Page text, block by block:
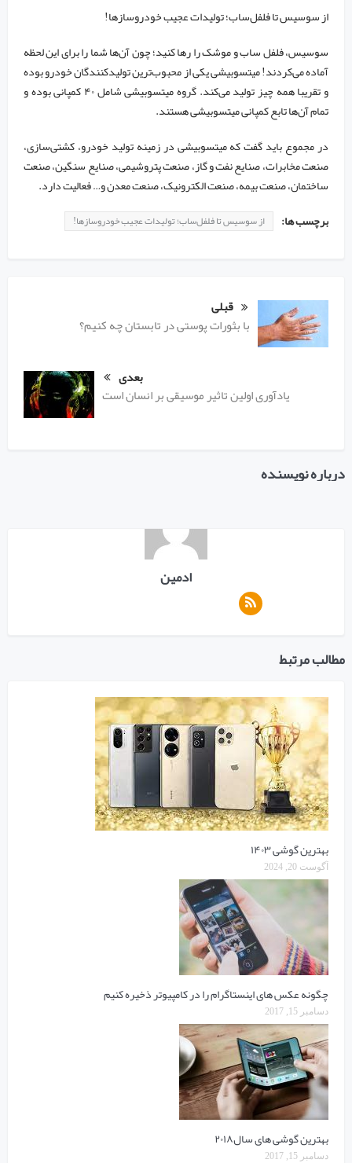
از سوسیس تا فلفل‌ساب؛ تولیدات عجیب خودروسازها!
سوسیس، فلفل ساب و موشک را رها کنید؛ چون آن‌ها شما را برای این لحظه
آماده می‌کردند! میتسوبیشی یکی از محبوب‌ترین تولیدکنندگان خودرو بوده
و تقریبا همه چیز تولید می‌کند. گروه میتسوبیشی شامل ۴۰ کمپانی بوده و
تمام آن‌ها تابع کمپانی میتسوبیشی هستند.
در مجموع باید گفت که میتسوبیشی در زمینه تولید خودرو، کشتی‌سازی،
صنعت مخابرات، صنایع نفت و گاز، صنعت پتروشیمی، صنایع سنگین، صنعت
ساختمان، صنعت بیمه، صنعت الکترونیک، صنعت معدن و… فعالیت دارد.
برچسب ها:
از سوسیس تا فلفل‌ساب؛ تولیدات عجیب خودروسازها!
قبلی
با بثورات پوستی در تابستان چه کنیم؟
بعدی
یادآوری اولین تاثیر موسیقی بر انسان است
درباره نویسنده
ادمین
مطالب مرتبط
بهترین گوشی ۱۴۰۳
آگوست 20, 2024
چگونه عکس های اینستاگرام را در کامپیوتر ذخیره کنیم
دسامبر 15, 2017
بهترین گوشی های سال۲۰۱۸
دسامبر 15, 2017